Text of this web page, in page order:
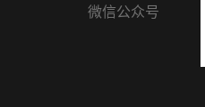
微信公众号